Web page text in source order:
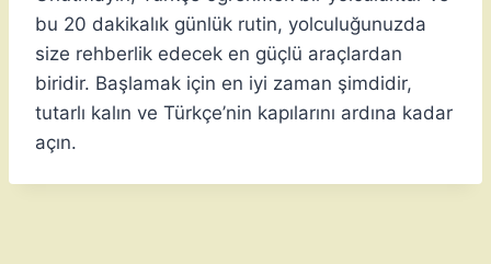
bu 20 dakikalık günlük rutin, yolculuğunuzda
size rehberlik edecek en güçlü araçlardan
biridir. Başlamak için en iyi zaman şimdidir,
tutarlı kalın ve Türkçe’nin kapılarını ardına kadar
açın.